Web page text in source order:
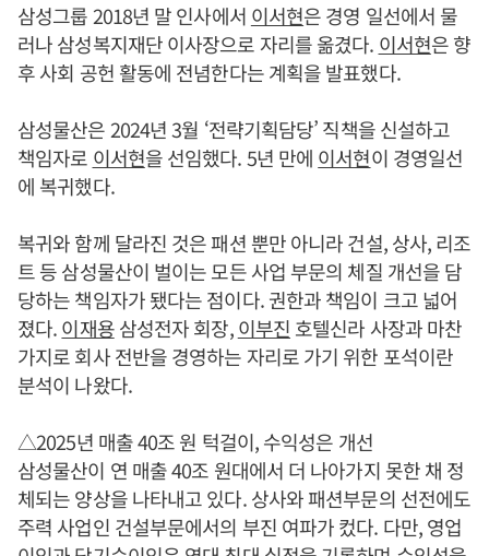
삼성그룹 2018년 말 인사에서 이서현은 경영 일선에서 물
러나 삼성복지재단 이사장으로 자리를 옮겼다. 이서현은 향
후 사회 공헌 활동에 전념한다는 계획을 발표했다.
삼성물산은 2024년 3월 ‘전략기획담당’ 직책을 신설하고
책임자로 이서현을 선임했다. 5년 만에 이서현이 경영일선
에 복귀했다.
복귀와 함께 달라진 것은 패션 뿐만 아니라 건설, 상사, 리조
트 등 삼성물산이 벌이는 모든 사업 부문의 체질 개선을 담
당하는 책임자가 됐다는 점이다. 권한과 책임이 크고 넓어
졌다.이재용삼성전자 회장,이부진 호텔신라 사장과 마찬
가지로 회사 전반을 경영하는 자리로 가기 위한 포석이란
분석이 나왔다.
△2025년 매출 40조 원 턱걸이, 수익성은 개선
삼성물산이 연 매출 40조 원대에서 더 나아가지 못한 채 정
체되는 양상을 나타내고 있다. 상사와 패션부문의 선전에도
주력 사업인 건설부문에서의 부진 여파가 컸다. 다만, 영업